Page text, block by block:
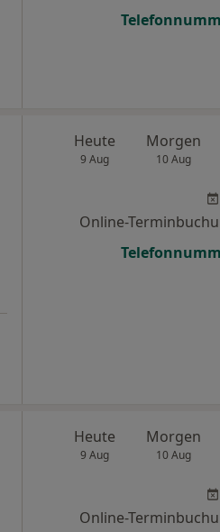
Heute
9 Aug
Morgen
10 Aug
Online-
Heute
9 Aug
Morgen
10 Aug
Online-